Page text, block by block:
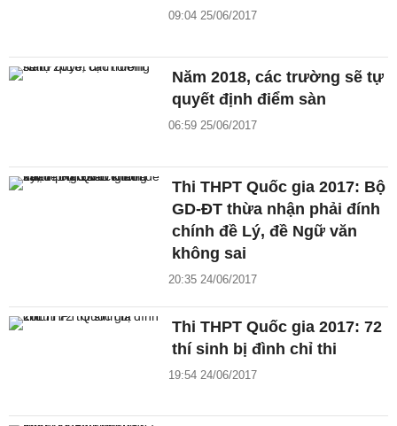
09:04 25/06/2017
Năm 2018, các trường sẽ tự
quyết định điểm sàn
06:59 25/06/2017
Thi THPT Quốc gia 2017: Bộ
GD-ĐT thừa nhận phải đính
chính đề Lý, đề Ngữ văn
không sai
20:35 24/06/2017
Thi THPT Quốc gia 2017: 72
thí sinh bị đình chỉ thi
19:54 24/06/2017